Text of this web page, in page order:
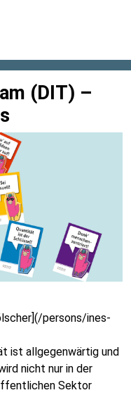
(DIT) –
persons/ines-
ist allgegenwärtig und
nicht nur in der
Sektor